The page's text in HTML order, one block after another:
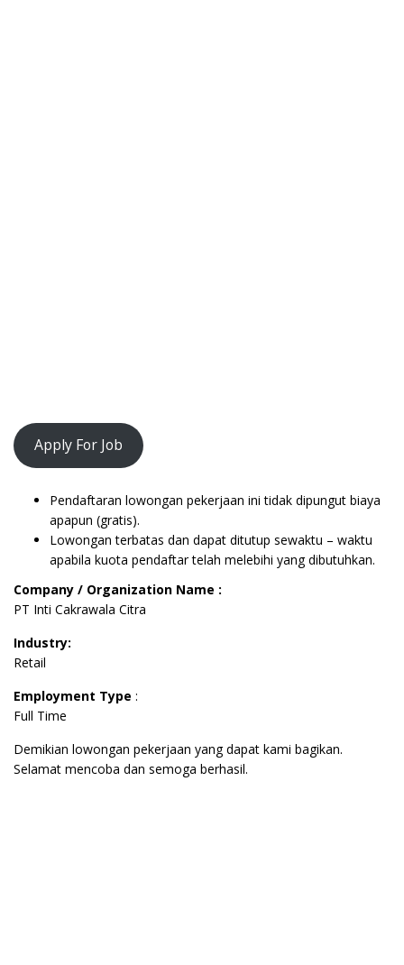
Apply For Job
Pendaftaran lowongan pekerjaan ini tidak dipungut biaya
apapun (gratis).
Lowongan terbatas dan dapat ditutup sewaktu – waktu
apabila kuota pendaftar telah melebihi yang dibutuhkan.
Company / Organization Name :
PT Inti Cakrawala Citra
Industry:
Retail
Employment Type :
Full Time
Demikian lowongan pekerjaan yang dapat kami bagikan.
Selamat mencoba dan semoga berhasil.